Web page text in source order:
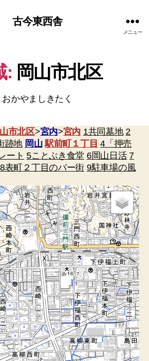
古今東西舎
メニュー
: 岡山市北区
おかやましきたく
市北区>宮内>宮内 1共同墓地 2
跡地 岡山 駅前町１丁目 4「押売
ート 5ことぶき食堂 6岡山日活 7
8表町２丁目のバー街 9駐車場の風